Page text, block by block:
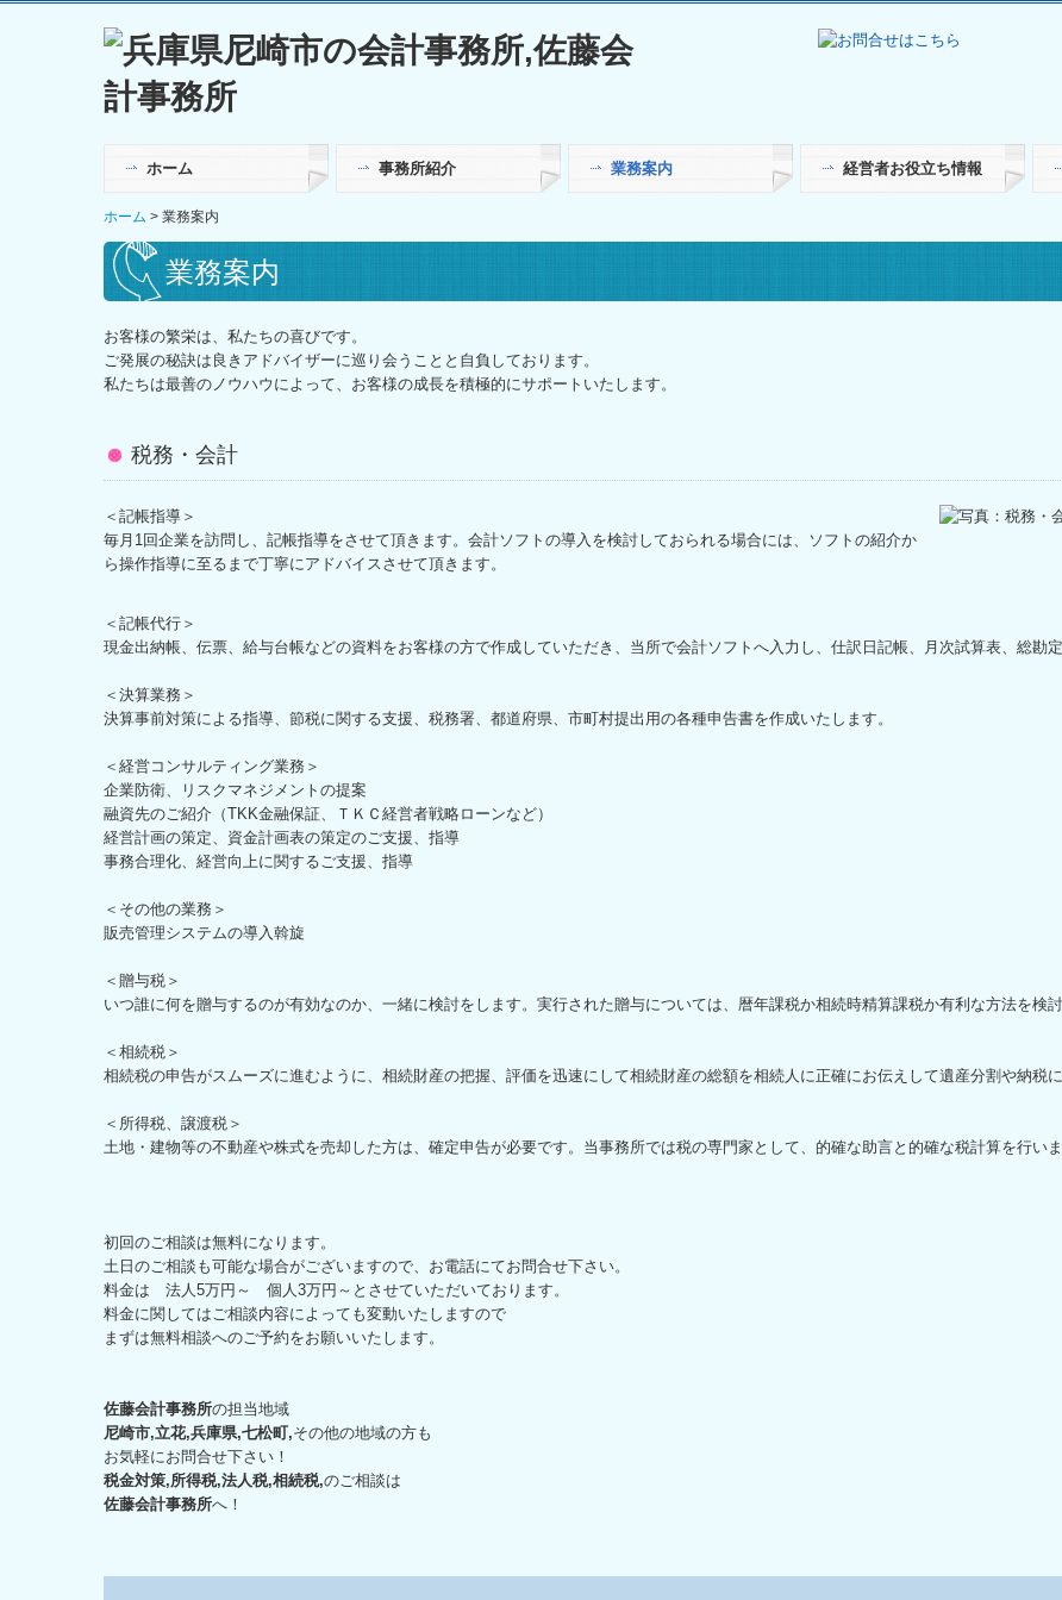
ホーム 事務所紹介 業務案内 経営者お役立ち情報
ホーム 業務案内
業務案内
お客様の繁栄は、私たちの喜びです。
ご発展の秘訣は良きアドバイザーに巡り会うことと自負しております。
私たちは最善のノウハウによって、お客様の成長を積極的にサポートいたします。
税務・会計
＜記帳指導＞
毎月1回企業を訪問し、記帳指導をさせて頂きます。会計ソフトの導入を検討しておられる場合には、ソフトの紹介か
ら操作指導に至るまで丁寧にアドバイスさせて頂きます。
＜記帳代行＞
現金出納帳、伝票、給与台帳などの資料をお客様の方で作成していただき、当所で会計ソフトへ入力し、仕訳日記帳、月次試算表、総勘
＜決算業務＞
決算事前対策による指導、節税に関する支援、税務署、都道府県、市町村提出用の各種申告書を作成いたします。
＜経営コンサルティング業務＞
企業防衛、リスクマネジメントの提案
融資先のご紹介（TKK金融保証、ＴＫＣ経営者戦略ローンなど）
経営計画の策定、資金計画表の策定のご支援、指導
事務合理化、経営向上に関するご支援、指導
＜その他の業務＞
販売管理システムの導入斡旋
＜贈与税＞
いつ誰に何を贈与するのが有効なのか、一緒に検討をします。実行された贈与については、暦年課税か相続時精算課税か有利な方法を検
＜相続税＞
相続税の申告がスムーズに進むように、相続財産の把握、評価を迅速にして相続財産の総額を相続人に正確にお伝えして遺産分割や納税
＜所得税、譲渡税＞
土地・建物等の不動産や株式を売却した方は、確定申告が必要です。当事務所では税の専門家として、的確な助言と的確な税計算を行いま
初回のご相談は無料になります。
土日のご相談も可能な場合がございますので、お電話にてお問合せ下さい。
料金は 法人5万円～ 個人3万円～とさせていただいております。
料金に関してはご相談内容によっても変動いたしますので
まずは無料相談へのご予約をお願いいたします。
佐藤会計事務所の担当地域
尼崎市,立花,兵庫県,七松町,その他の地域の方も
お気軽にお問合せ下さい！
税金対策,所得税,法人税,相続税,のご相談は
佐藤会計事務所へ！